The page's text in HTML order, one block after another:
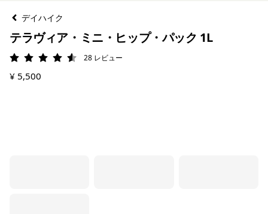
デイハイク
テラヴィア・ミニ・ヒップ・パック 1L
評価: 4.6 / 5
28 レビュー
¥ 5,500